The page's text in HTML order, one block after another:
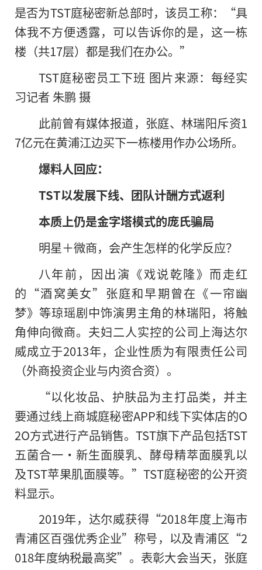
是否为TST庭秘密新总部时，该员工称：“具
体我不方便透露，可以告诉你的是，这一栋
楼（共17层）都是我们在办公。”
TST庭秘密员工下班 图片来源：每经实
习记者 朱鹏 摄
此前曾有媒体报道，张庭、林瑞阳斥资1
7亿元在黄浦江边买下一栋楼用作办公场所。
爆料人回应：
TST以发展下线、团队计酬方式返利
本质上仍是金字塔模式的庞氏骗局
明星＋微商，会产生怎样的化学反应？
八年前，因出演《戏说乾隆》而走红
的“酒窝美女”张庭和早期曾在《一帘幽
梦》等琼瑶剧中饰演男主角的林瑞阳，将触
角伸向微商。夫妇二人实控的公司上海达尔
威成立于2013年，企业性质为有限责任公司
（外商投资企业与内资合资）。
“以化妆品、护肤品为主打品类，并主
要通过线上商城庭秘密APP和线下实体店的O
2O方式进行产品销售。TST旗下产品包括TST
五菌合一·新生面膜乳、酵母精萃面膜乳以
及TST苹果肌面膜等。”TST庭秘密的公开资
料显示。
2019年，达尔威获得“2018年度上海市
青浦区百强优秀企业”称号，以及青浦区“2
018年度纳税最高奖”。表彰大会当天，张庭